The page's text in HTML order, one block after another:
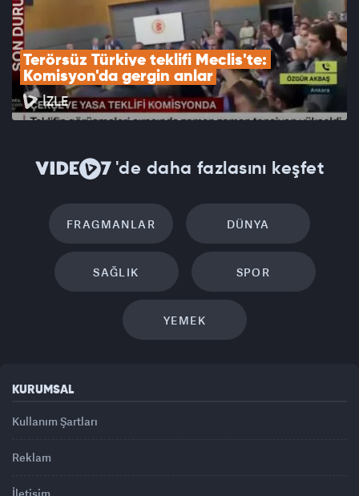
Terörsüz Türkiye teklifi Meclis'te:
Komisyon'da gergin anlar
İZLE
'de daha fazlasını keşfet
FRAGMANLAR DÜNYA
SAĞLIK SPOR
YEMEK
KURUMSAL
Kullanım Şartları
Reklam